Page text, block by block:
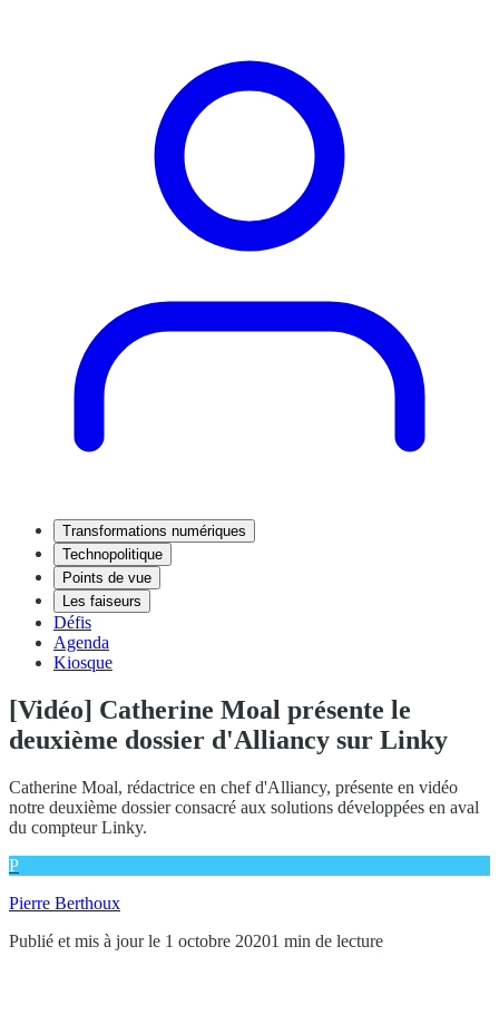
Transformations numériques
Technopolitique
Points de vue
Les faiseurs
Défis
Agenda
Kiosque
[Vidéo] Catherine Moal présente le
deuxième dossier d'Alliancy sur Linky
Catherine Moal, rédactrice en chef d'Alliancy, présente en vidéo
notre deuxième dossier consacré aux solutions développées en aval
du compteur Linky.
P
Pierre Berthoux
Publié et mis à jour le 1 octobre 20201 min de lecture